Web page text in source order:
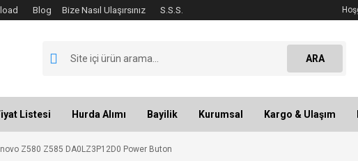
Blog Bize Nasıl UlaşırsınızS.S.S.
ARA
Listesi Hurda Alımı Bayilik Kurumsal Kargo & Ulaşım
Z580 Z585 DA0LZ3P12D0 Power Buton